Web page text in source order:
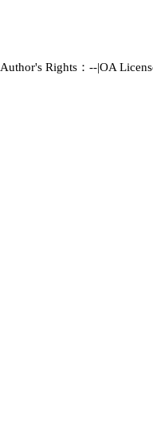
Author's Rights：--|OA